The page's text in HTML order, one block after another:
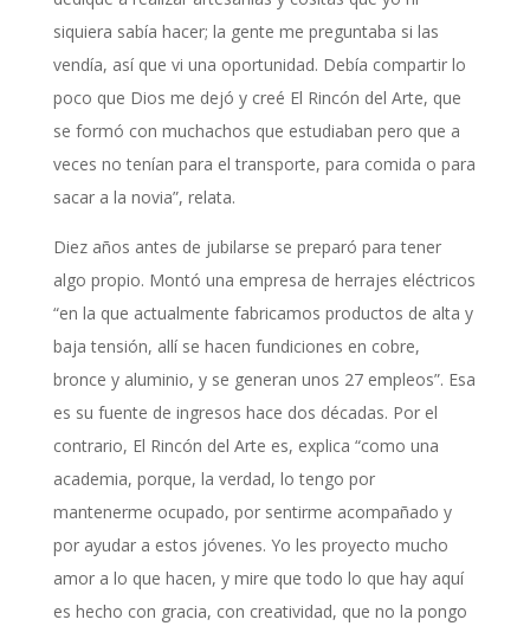
siquiera sabía hacer; la gente me preguntaba si las
vendía, así que vi una oportunidad. Debía compartir lo
poco que Dios me dejó y creé El Rincón del Arte, que
se formó con muchachos que estudiaban pero que a
veces no tenían para el transporte, para comida o para
sacar a la novia”, relata.
Diez años antes de jubilarse se preparó para tener
algo propio. Montó una empresa de herrajes eléctricos
“en la que actualmente fabricamos productos de alta y
baja tensión, allí se hacen fundiciones en cobre,
bronce y aluminio, y se generan unos 27 empleos”. Esa
es su fuente de ingresos hace dos décadas. Por el
contrario, El Rincón del Arte es, explica “como una
academia, porque, la verdad, lo tengo por
mantenerme ocupado, por sentirme acompañado y
por ayudar a estos jóvenes. Yo les proyecto mucho
amor a lo que hacen, y mire que todo lo que hay aquí
es hecho con gracia, con creatividad, que no la pongo